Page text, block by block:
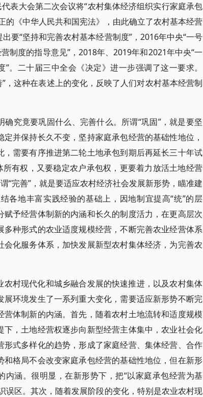
表大会第二次会议将“农村集体经济组织实行家庭承包
的《中华人民共和国宪法》，由此确立了农村基本经营
要“坚持和完善农村基本经营制度”，2016年中央“一号
制度的指导意见”，2018年、2019年和2021年中央“一
。二十届三中全会《决定》进一步强调了这一要求。
，这种在表述上的变化，反映了人们对农村基本经营制
究竟要巩固什么、完善什么。所谓“巩固”，就是要坚
并保持长久不变，坚持家庭承包经营的基础性地位，
需要有序推进第二轮土地承包到期后再延长三十年试
有权，又要稳定农户承包权，更要着力放活土地经营
“完善”，就是要适应农村经济社会发展新形势，瞄准建
各地丰富实践经验的基础上，因地制宜提高“统”的层
予经营体制新的内涵和长久的制度活力，在更高层次
种形式的农业适度规模经营，不断完善农业经营体系
化服务体系，加快发展新型农村集体经济，为完善农
村现代化和城乡融合发展的快速推进，以及农村集体
环境发生了一系列重大变化，需要适应新形势不断完
体制新的内涵。首先，随着农村土地流转和适度规模
，土地经营权逐步向新型经营主体集中，农业社会化
式多样化的趋势，形成了家庭经营、集体经营、合作
格局不会改变家庭承包经营的基础性地位，但在新形
内涵。很明显，在新形势下，把“以家庭承包经营为基
误区。其次，随着发展阶段的变化，特别是农业农村现